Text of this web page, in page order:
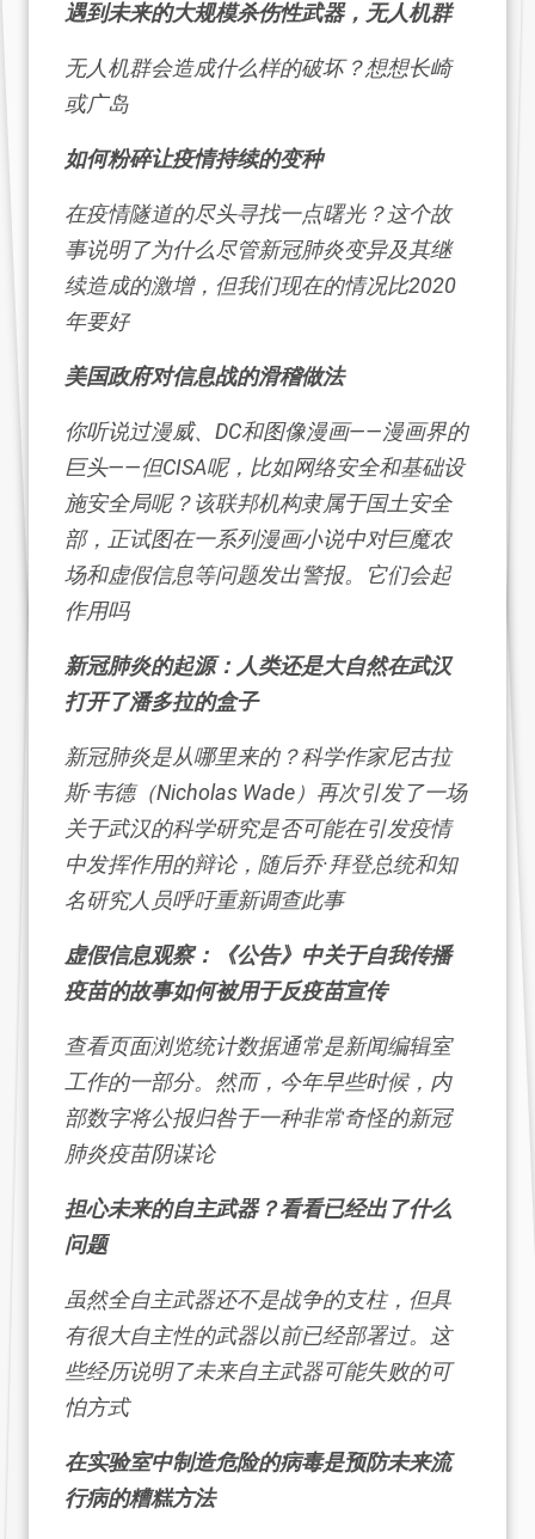
遇到未来的大规模杀伤性武器，无人机群
无人机群会造成什么样的破坏？想想长崎
或广岛
如何粉碎让疫情持续的变种
在疫情隧道的尽头寻找一点曙光？这个故
事说明了为什么尽管新冠肺炎变异及其继
续造成的激增，但我们现在的情况比2020
年要好
美国政府对信息战的滑稽做法
你听说过漫威、DC和图像漫画——漫画界的
巨头——但CISA呢，比如网络安全和基础设
施安全局呢？该联邦机构隶属于国土安全
部，正试图在一系列漫画小说中对巨魔农
场和虚假信息等问题发出警报。它们会起
作用吗
新冠肺炎的起源：人类还是大自然在武汉
打开了潘多拉的盒子
新冠肺炎是从哪里来的？科学作家尼古拉
斯·韦德（Nicholas Wade）再次引发了一场
关于武汉的科学研究是否可能在引发疫情
中发挥作用的辩论，随后乔·拜登总统和知
名研究人员呼吁重新调查此事
虚假信息观察：《公告》中关于自我传播
疫苗的故事如何被用于反疫苗宣传
查看页面浏览统计数据通常是新闻编辑室
工作的一部分。然而，今年早些时候，内
部数字将公报归咎于一种非常奇怪的新冠
肺炎疫苗阴谋论
担心未来的自主武器？看看已经出了什么
问题
虽然全自主武器还不是战争的支柱，但具
有很大自主性的武器以前已经部署过。这
些经历说明了未来自主武器可能失败的可
怕方式
在实验室中制造危险的病毒是预防未来流
行病的糟糕方法